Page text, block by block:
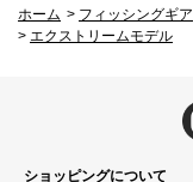
ホーム > フィッシングギア
> エクストリームモデル
ショッピングについて